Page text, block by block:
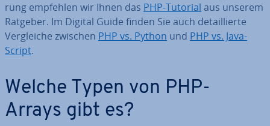
rung empfehlen wir Ihnen das PHP-Tutorial aus unserem
Ratgeber. Im Digital Guide finden Sie auch de­tail­lier­te
Ver­glei­che zwischen PHP vs. Python und PHP vs. Ja­va­
Script.
Welche Typen von PHP-
Arrays gibt es?